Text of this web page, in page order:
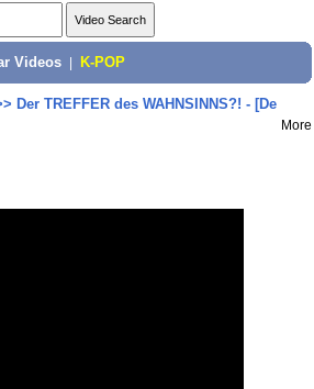
Videos K-POP
Der TREFFER des WAHNSINNS?! - [De
More